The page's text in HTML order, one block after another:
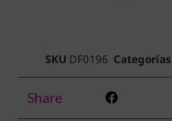
SKU DF0196 Categorías
Share